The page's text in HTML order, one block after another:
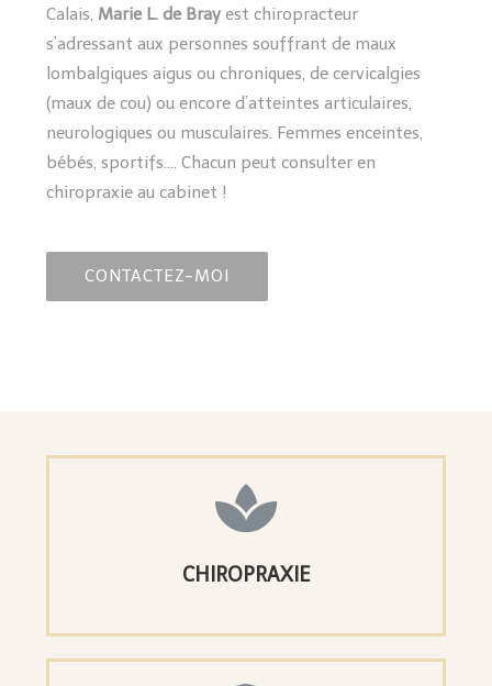
Calais, Marie L. de Bray est chiropracteur
s’adressant aux personnes souffrant de maux
lombalgiques aigus ou chroniques, de cervicalgies
(maux de cou) ou encore d’atteintes articulaires,
neurologiques ou musculaires. Femmes enceintes,
bébés, sportifs…. Chacun peut consulter en
chiropraxie au cabinet !
CONTACTEZ-MOI
CHIROPRAXIE